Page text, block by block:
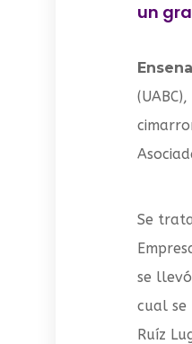
un
Se
se
cual se
Ruíz